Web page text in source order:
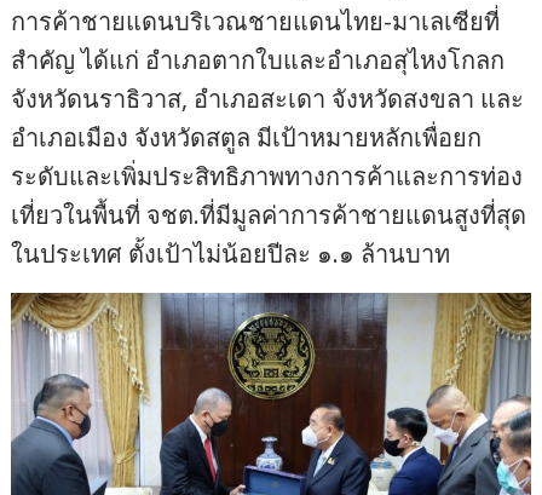
การค้าชายแดนบริเวณชายแดนไทย-มาเลเซียที่
สำคัญ ได้แก่ อำเภอตากใบและอำเภอสุไหงโกลก
จังหวัดนราธิวาส, อำเภอสะเดา จังหวัดสงขลา และ
อำเภอเมือง จังหวัดสตูล มีเป้าหมายหลักเพื่อยก
ระดับและเพิ่มประสิทธิภาพทางการค้าและการท่อง
เที่ยวในพื้นที่ จชต.ที่มีมูลค่าการค้าชายแดนสูงที่สุด
ในประเทศ ตั้งเป้าไม่น้อยปีละ ๑.๑ ล้านบาท